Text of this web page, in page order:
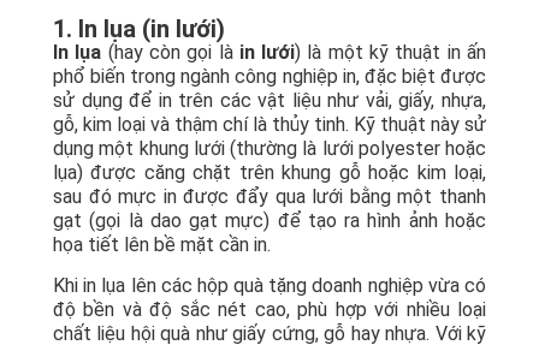
1. In lụa (in lưới)
In lụa (hay còn gọi là in lưới) là một kỹ thuật in ấn
phổ biến trong ngành công nghiệp in, đặc biệt được
sử dụng để in trên các vật liệu như vải, giấy, nhựa,
gỗ, kim loại và thậm chí là thủy tinh. Kỹ thuật này sử
dụng một khung lưới (thường là lưới polyester hoặc
lụa) được căng chặt trên khung gỗ hoặc kim loại,
sau đó mực in được đẩy qua lưới bằng một thanh
gạt (gọi là dao gạt mực) để tạo ra hình ảnh hoặc
họa tiết lên bề mặt cần in.
Khi in lụa lên các hộp quà tặng doanh nghiệp vừa có
độ bền và độ sắc nét cao, phù hợp với nhiều loại
chất liệu hội quà như giấy cứng, gỗ hay nhựa. Với kỹ